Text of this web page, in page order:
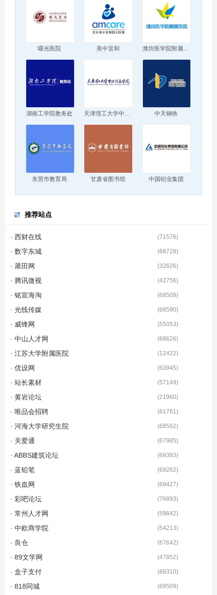
曙光医院 美中宜和 潍坊医学院附属医院
湖南工学院教务处 天津理工大学中环信息学院 中天钢铁
东营市教育局 甘肃省图书馆 中国铝业集团
推荐站点
· 西财在线 (71576)
· 数字东城 (68728)
· 莆田网 (32626)
· 腾讯微视 (42756)
· 铭宣海淘 (68509)
· 光线传媒 (68590)
· 威锋网 (55053)
· 中山人才网 (68626)
· 江苏大学附属医院 (12422)
· 优设网 (63945)
· 站长素材 (57149)
· 黄岩论坛 (21960)
· 唯品会招聘 (61761)
· 河海大学研究生院 (68562)
· 关爱通 (67985)
· ABBS建筑论坛 (69393)
· 蓝铅笔 (69262)
· 铁血网 (69427)
· 彩吧论坛 (76893)
· 常州人才网 (59842)
· 中欧商学院 (54213)
· 良仓 (67642)
· 89文学网 (47852)
· 盒子支付 (68310)
· 818同城 (69509)